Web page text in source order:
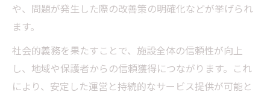
や、問題が発生した際の改善策の明確化などが挙げられ
ます。
社会的義務を果たすことで、施設全体の信頼性が向上
し、地域や保護者からの信頼獲得につながります。これ
により、安定した運営と持続的なサービス提供が可能と